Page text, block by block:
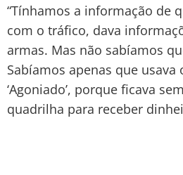
“Tínhamos a informação de
com o tráfico, dava
armas. Mas não sabíamos
Sabíamos apenas que usava
‘Agoniado’, porque ficava
quadrilha para receber